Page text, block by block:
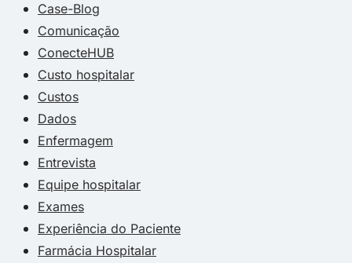
Case-Blog
Comunicação
ConecteHUB
Custo hospitalar
Custos
Dados
Enfermagem
Entrevista
Equipe hospitalar
Exames
Experiência do Paciente
Farmácia Hospitalar